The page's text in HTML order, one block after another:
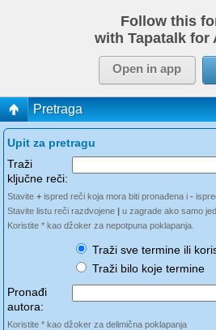
Follow this
with Tapatalk for
Open in app
Pretraga
Upit za pretragu
Traži
ključne reči:
Stavite + ispred reči koja mora biti pronađena i -
Stavite listu reči razdvojene | u zagrade ako samo
Koristite * kao džoker za nepotpuna poklapanja.
Traži sve termine ili
Traži bilo koje termine
Pronađi
autora:
Koristite * kao džoker za delimična poklapanja